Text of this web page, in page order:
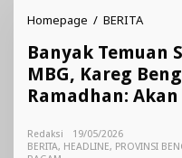
Homepage / BERITABanyak
Saat
Dapur
MBG,
Iqbal
Banyak Temuan
MBG, Kareg
Ramadhan:
Redaksi
19/05/2026
BERITA, HEADLINE, PROVINSI